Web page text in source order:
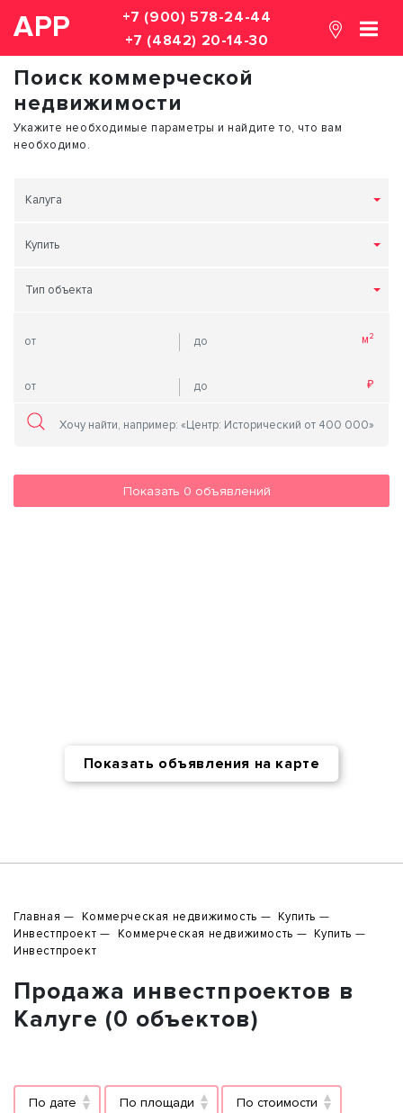
АРР
+7 (900) 578-24-44
+7 (4842) 20-14-30
Поиск коммерческой
недвижимости
Укажите необходимые параметры и найдите то, что вам
необходимо.
Калуга
Купить
Тип объекта
Показать 0 объявлений
Показать объявления на карте
Главная Коммерческая недвижимость
Купить
Инвестпроект
Коммерческая недвижимость
Купить
Инвестпроект
Продажа инвестпроектов в
Калуге (0 объектов)
По дате По площади По стоимости